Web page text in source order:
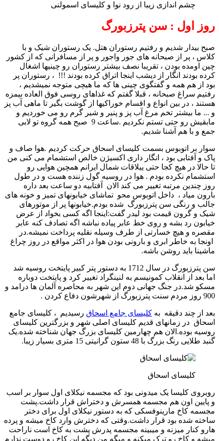
چشم اندازی زیبا از رود نوا و کلیسای اسمولنی
روز اول : سن پترزبورگ
صبح بیدار شدیم و رفتیم رستوران هتل. یک رستوران شیک و با
کلاس ، پر از صبحانه های جور واجور و پر از مسافرانی که از کشور
چین اومده بودن ، تقریبا نصف بیشتر رستوران رو چینیها اشغال
کرده بودند انگار از دیشب اینجا اتراق کرده بودند !!! ، رستوران پر
بود از هم همه و گفتگوی چینی ها که ما هیچی متوجه نمیشدیم ،
رفتیم سراغ صبحانه ، قبلا گفتم که غذاهای روسی فوق العاده بیمزه
هستند ، در بین انواع و اقسام خوراکیها از گوشت بگیر تا ماهی آب پز
و ... ما بیشتر تخم مرغ آب پز و پنیر و شیر گرم رو می خوردیم و
مابقیش رو حتی تستم نکردیم .ساعت 9 صبح همه گروه تو لابی
جمع و با هم آشنا شدیم.
سوار بر اتوبوس بسمت کلیسای اسحاق حرکت کردیم .هوا صاف و
پاک و آفتابی بود ، انگار داری اکسیژن خالص استشمام می کنی من
تا حالا در هیچ کجا حتی ییلاقات شمال ایرانم همچین هوایی رو
استشمام نکرده بودم . هوا در روسیه گول زننده هست و در طول
روز چندین مرتبه تغییر می کند الان آفتابیه دو ساعت بعد داره
بارون میاد ، داخل اتوبوس محو تماشای خیابونهای تمیز و خونه های
جالب و رنگی سن پترزبورگ شده بودم.خیابونها پر از موتورهای
شیک و گرون قیمت بود لیدر گفت:اینجا اگه کسی بخواد از عرض
خیابون رد بشه و روی خط عابر پیاده نباشه اگه تصادف کنه عابر
مقصره و هیچ خسارتی از طرف وسیله نقلیه پرداخت نمیشه.در
اونجا به خاطر ابری و بارونی بودن هوا در اکثر مواقع در روز چراغ
ماشینا باید روشن باشه.
سن پترزبورگ در سال 1712 به دستور پتر کبیر پایتخت روسیه شد
اما بعد از انقلاب کمونیسم به لنینگراد تغییر کرد و پایتخت دوباره
مسکو شد.در جنگ جهانی دوم این شهر به محاصره آلمان ها درامد و
900 روز مردم سنت پترزبورگ از شهرشون دفاع کردن .
بعد از چند دقیقه به کلیسای جامع اسحاق رسیدیم ، کلیسای جامع
اسحاق در زمانهای قدیم کلیسای اصلی شهر و بزرگترین کلیسای
روسیه بوده.الان هم چهارمین کلیسای بزرگ جهان شناخته شده.یک
گنبد طلایی رنگ بزرگ با 48 ستون گرانیتی 15 متری بسیار زیبا.
کلیسای اسحاق
روبروی کلیسا یک میدونی بود که مجسمه نیکلای اول سوار بر اسب
و پایین اون هم مجسمه همسرش و دختراش قرار داشت.پشت
مجسمه کاخ مارینوفسکی که به دستور نیکلای اول برای دختر
ساخته شده بود قرار داشت.وقتی که دخترش وارد کاخ میشه و پرده
هارو کنار میزنه و میبینه مجسمه پدرش پشت به کاخ است ناراحت
میشه و کاخ رو ترک میکنه و میگه من دیگه این کاخ رو دوست ندارم